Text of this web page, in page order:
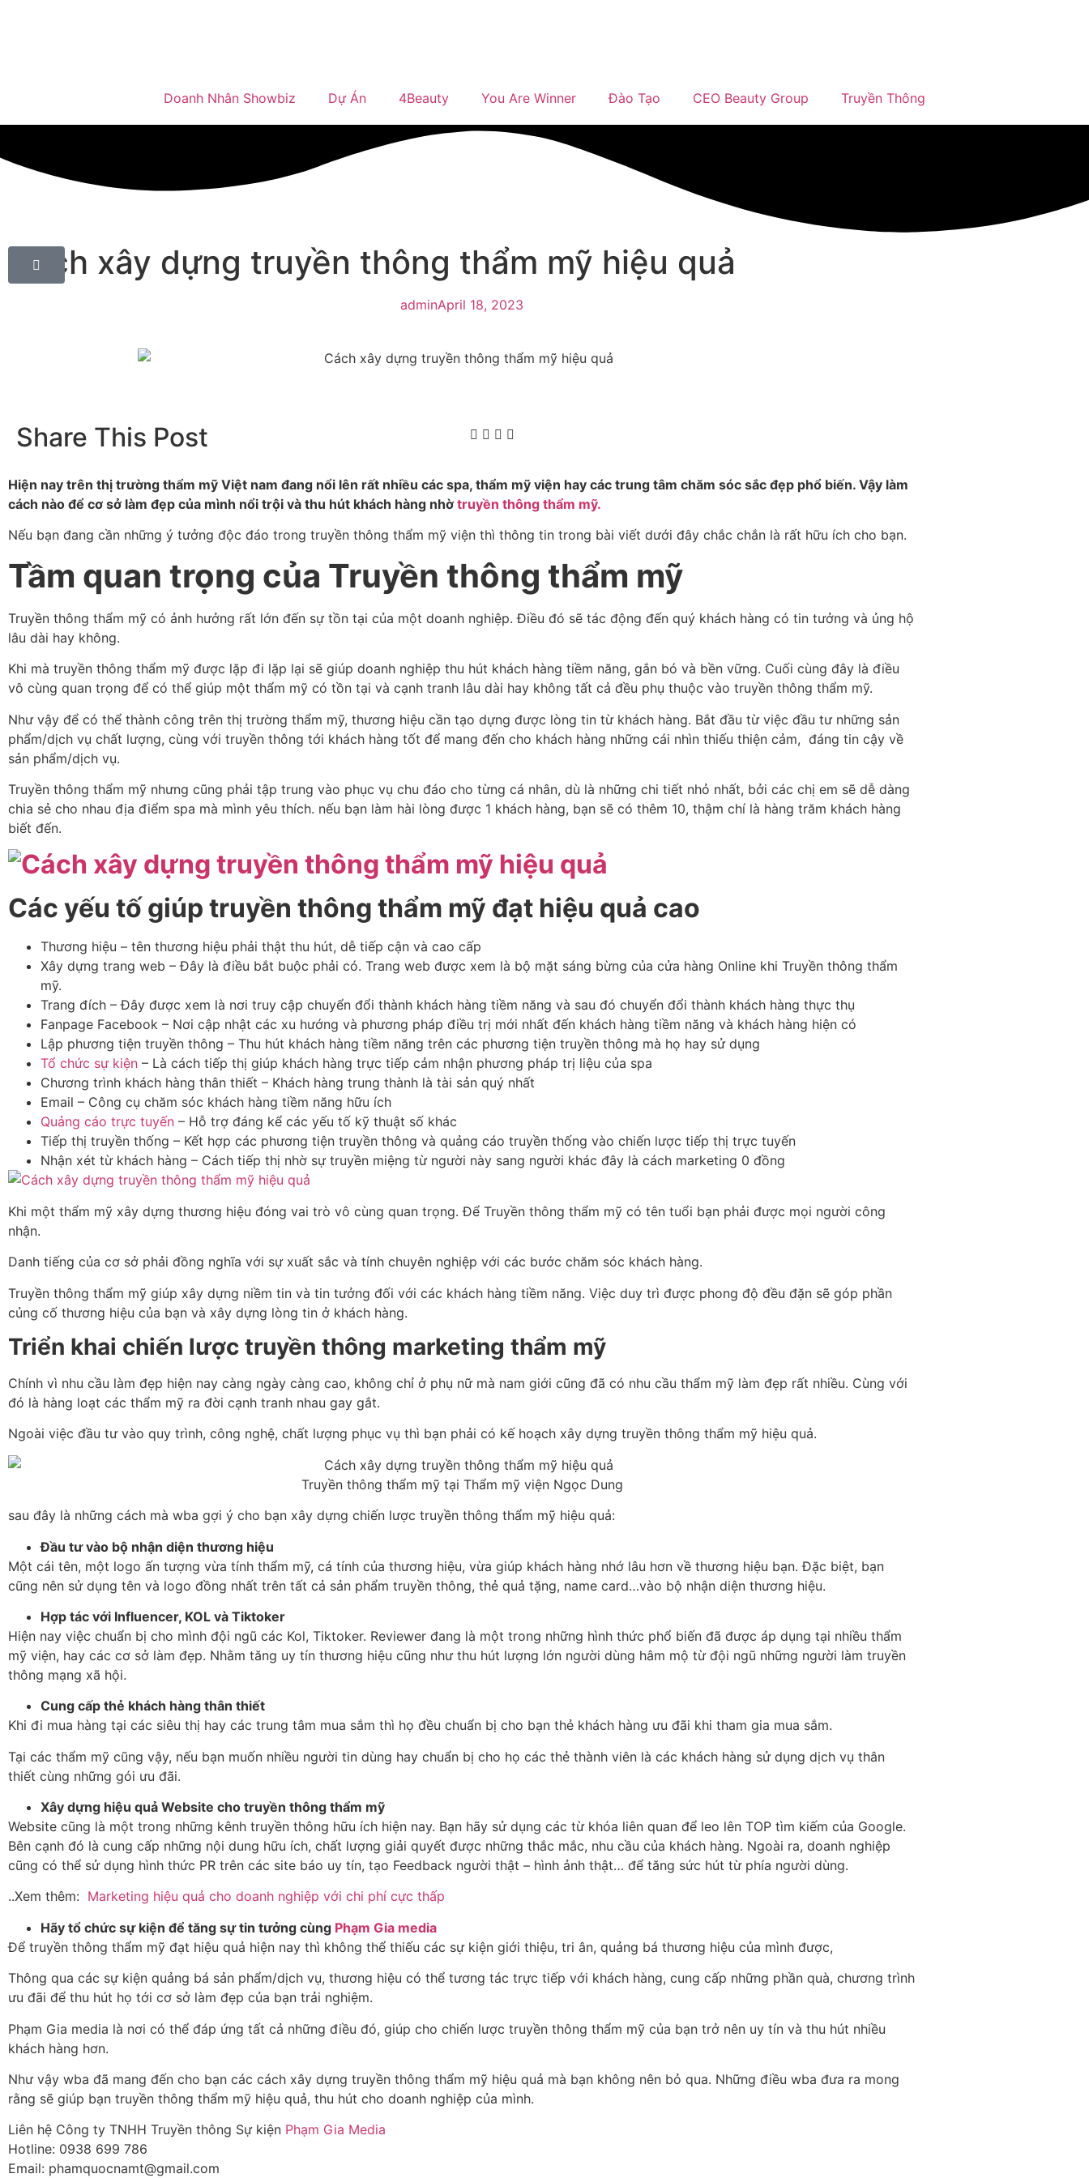
Doanh Nhân Showbiz Dự Án 4Beauty You Are Winner Đào Tạo CEO Beauty Group Truyền Thông
Cách xây dựng truyền thông thẩm mỹ hiệu quả
adminApril 18, 2023
Share This Post
Hiện nay trên thị trường thẩm mỹ Việt nam đang nổi lên rất nhiều các spa, thẩm mỹ viện hay các trung tâm chăm sóc sắc đẹp phổ biến. Vậy làm
cách nào để cơ sở làm đẹp của mình nổi trội và thu hút khách hàng nhờ truyền thông thẩm mỹ.
Nếu bạn đang cần những ý tưởng độc đáo trong truyền thông thẩm mỹ viện thì thông tin trong bài viết dưới đây chắc chắn là rất hữu ích cho bạn.
Tầm quan trọng của Truyền thông thẩm mỹ
Truyền thông thẩm mỹ có ảnh hưởng rất lớn đến sự tồn tại của một doanh nghiệp. Điều đó sẽ tác động đến quý khách hàng có tin tưởng và ủng hộ
lâu dài hay không.
Khi mà truyền thông thẩm mỹ được lặp đi lặp lại sẽ giúp doanh nghiệp thu hút khách hàng tiềm năng, gắn bó và bền vững. Cuối cùng đây là điều
vô cùng quan trọng để có thể giúp một thẩm mỹ có tồn tại và cạnh tranh lâu dài hay không tất cả đều phụ thuộc vào truyền thông thẩm mỹ.
Như vậy để có thể thành công trên thị trường thẩm mỹ, thương hiệu cần tạo dựng được lòng tin từ khách hàng. Bắt đầu từ việc đầu tư những sản
phẩm/dịch vụ chất lượng, cùng với truyền thông tới khách hàng tốt để mang đến cho khách hàng những cái nhìn thiếu thiện cảm, đáng tin cậy về
sản phẩm/dịch vụ.
Truyền thông thẩm mỹ nhưng cũng phải tập trung vào phục vụ chu đáo cho từng cá nhân, dù là những chi tiết nhỏ nhất, bởi các chị em sẽ dễ dàng
chia sẻ cho nhau địa điểm spa mà mình yêu thích. nếu bạn làm hài lòng được 1 khách hàng, bạn sẽ có thêm 10, thậm chí là hàng trăm khách hàng
biết đến.
Các yếu tố giúp truyền thông thẩm mỹ đạt hiệu quả cao
Thương hiệu – tên thương hiệu phải thật thu hút, dễ tiếp cận và cao cấp
Xây dựng trang web – Đây là điều bắt buộc phải có. Trang web được xem là bộ mặt sáng bừng của cửa hàng Online khi Truyền thông thẩm
mỹ.
Trang đích – Đây được xem là nơi truy cập chuyển đổi thành khách hàng tiềm năng và sau đó chuyển đổi thành khách hàng thực thụ
Fanpage Facebook – Nơi cập nhật các xu hướng và phương pháp điều trị mới nhất đến khách hàng tiềm năng và khách hàng hiện có
Lập phương tiện truyền thông – Thu hút khách hàng tiềm năng trên các phương tiện truyền thông mà họ hay sử dụng
Tổ chức sự kiện – Là cách tiếp thị giúp khách hàng trực tiếp cảm nhận phương pháp trị liệu của spa
Chương trình khách hàng thân thiết – Khách hàng trung thành là tài sản quý nhất
Email – Công cụ chăm sóc khách hàng tiềm năng hữu ích
Quảng cáo trực tuyến – Hỗ trợ đáng kể các yếu tố kỹ thuật số khác
Tiếp thị truyền thống – Kết hợp các phương tiện truyền thông và quảng cáo truyền thống vào chiến lược tiếp thị trực tuyến
Nhận xét từ khách hàng – Cách tiếp thị nhờ sự truyền miệng từ người này sang người khác đây là cách marketing 0 đồng
Khi một thẩm mỹ xây dựng thương hiệu đóng vai trò vô cùng quan trọng. Để Truyền thông thẩm mỹ có tên tuổi bạn phải được mọi người công
nhận.
Danh tiếng của cơ sở phải đồng nghĩa với sự xuất sắc và tính chuyên nghiệp với các bước chăm sóc khách hàng.
Truyền thông thẩm mỹ giúp xây dựng niềm tin và tin tưởng đối với các khách hàng tiềm năng. Việc duy trì được phong độ đều đặn sẽ góp phần
củng cố thương hiệu của bạn và xây dựng lòng tin ở khách hàng.
Triển khai chiến lược truyền thông marketing thẩm mỹ
Chính vì nhu cầu làm đẹp hiện nay càng ngày càng cao, không chỉ ở phụ nữ mà nam giới cũng đã có nhu cầu thẩm mỹ làm đẹp rất nhiều. Cùng với
đó là hàng loạt các thẩm mỹ ra đời cạnh tranh nhau gay gắt.
Ngoài việc đầu tư vào quy trình, công nghệ, chất lượng phục vụ thì bạn phải có kế hoạch xây dựng truyền thông thẩm mỹ hiệu quả.
Truyền thông thẩm mỹ tại Thẩm mỹ viện Ngọc Dung
sau đây là những cách mà wba gợi ý cho bạn xây dựng chiến lược truyền thông thẩm mỹ hiệu quả:
Đầu tư vào bộ nhận diện thương hiệu
Một cái tên, một logo ấn tượng vừa tính thẩm mỹ, cá tính của thương hiệu, vừa giúp khách hàng nhớ lâu hơn về thương hiệu bạn. Đặc biệt, bạn
cũng nên sử dụng tên và logo đồng nhất trên tất cả sản phẩm truyền thông, thẻ quả tặng, name card…vào bộ nhận diện thương hiệu.
Hợp tác với Influencer, KOL và Tiktoker
Hiện nay việc chuẩn bị cho mình đội ngũ các Kol, Tiktoker. Reviewer đang là một trong những hình thức phổ biến đã được áp dụng tại nhiều thẩm
mỹ viện, hay các cơ sở làm đẹp. Nhằm tăng uy tín thương hiệu cũng như thu hút lượng lớn người dùng hâm mộ từ đội ngũ những người làm truyền
thông mạng xã hội.
Cung cấp thẻ khách hàng thân thiết
Khi đi mua hàng tại các siêu thị hay các trung tâm mua sắm thì họ đều chuẩn bị cho bạn thẻ khách hàng ưu đãi khi tham gia mua sắm.
Tại các thẩm mỹ cũng vậy, nếu bạn muốn nhiều người tin dùng hay chuẩn bị cho họ các thẻ thành viên là các khách hàng sử dụng dịch vụ thân
thiết cùng những gói ưu đãi.
Xây dựng hiệu quả Website cho truyền thông thẩm mỹ
Website cũng là một trong những kênh truyền thông hữu ích hiện nay. Bạn hãy sử dụng các từ khóa liên quan để leo lên TOP tìm kiếm của Google.
Bên cạnh đó là cung cấp những nội dung hữu ích, chất lượng giải quyết được những thắc mắc, nhu cầu của khách hàng. Ngoài ra, doanh nghiệp
cũng có thể sử dụng hình thức PR trên các site báo uy tín, tạo Feedback người thật – hình ảnh thật… để tăng sức hút từ phía người dùng.
..Xem thêm: Marketing hiệu quả cho doanh nghiệp với chi phí cực thấp
Hãy tổ chức sự kiện để tăng sự tin tưởng cùng Phạm Gia media
Để truyền thông thẩm mỹ đạt hiệu quả hiện nay thì không thể thiếu các sự kiện giới thiệu, tri ân, quảng bá thương hiệu của mình được,
Thông qua các sự kiện quảng bá sản phẩm/dịch vụ, thương hiệu có thể tương tác trực tiếp với khách hàng, cung cấp những phần quà, chương trình
ưu đãi để thu hút họ tới cơ sở làm đẹp của bạn trải nghiệm.
Phạm Gia media là nơi có thể đáp ứng tất cả những điều đó, giúp cho chiến lược truyền thông thẩm mỹ của bạn trở nên uy tín và thu hút nhiều
khách hàng hơn.
Như vậy wba đã mang đến cho bạn các cách xây dựng truyền thông thẩm mỹ hiệu quả mà bạn không nên bỏ qua. Những điều wba đưa ra mong
rằng sẽ giúp bạn truyền thông thẩm mỹ hiệu quả, thu hút cho doanh nghiệp của mình.
Liên hệ Công ty TNHH Truyền thông Sự kiện Phạm Gia Media
Hotline: 0938 699 786
Email: phamquocnamt@gmail.com